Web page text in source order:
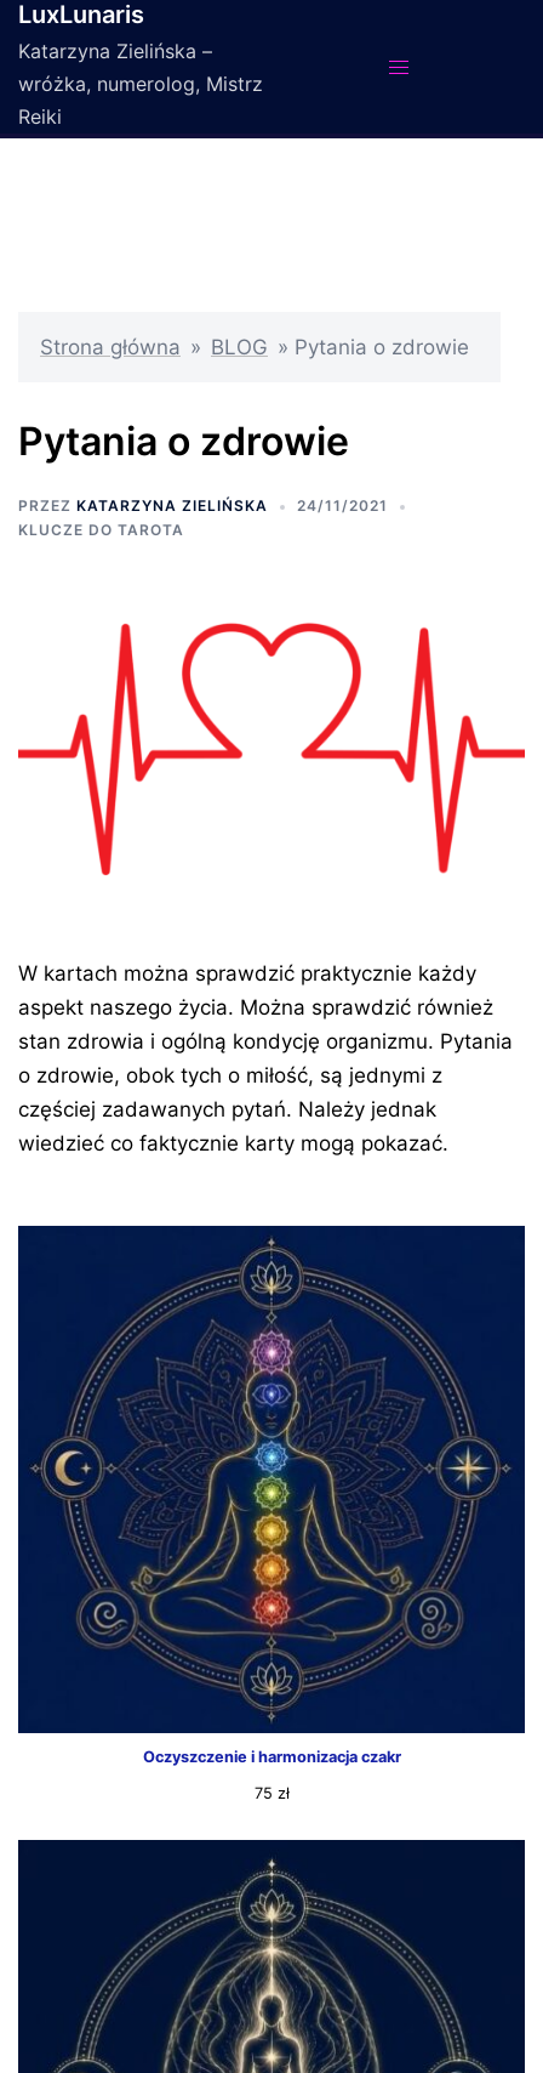
Przejdź
do
treści
LuxLunaris
Katarzyna Zielińska –
wróżka, numerolog, Mistrz
Reiki
Strona główna » BLOG » Pytania o zdrowie
Pytania o zdrowie
PRZEZ KATARZYNA ZIELIŃSKA
24/11/2021
KLUCZE DO TAROTA
W kartach można sprawdzić praktycznie każdy
aspekt naszego życia. Można sprawdzić również
stan zdrowia i ogólną kondycję organizmu. Pytania
o zdrowie, obok tych o miłość, są jednymi z
częściej zadawanych pytań. Należy jednak
wiedzieć co faktycznie karty mogą pokazać.
Oczyszczenie i harmonizacja czakr
75 zł